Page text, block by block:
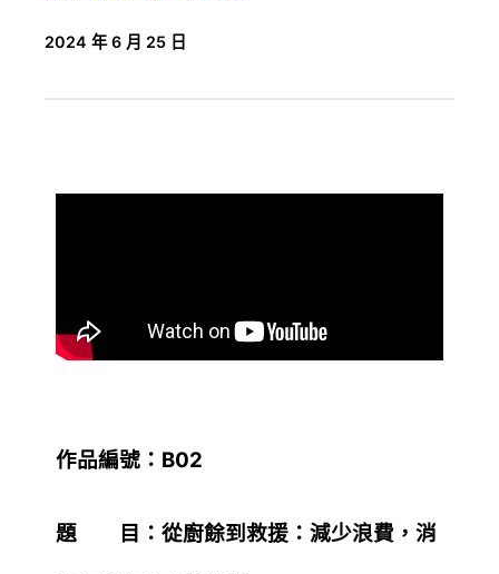
2024 年 6 月 25 日
作品編號：B02
題 目：從廚餘到救援：減少浪費，消